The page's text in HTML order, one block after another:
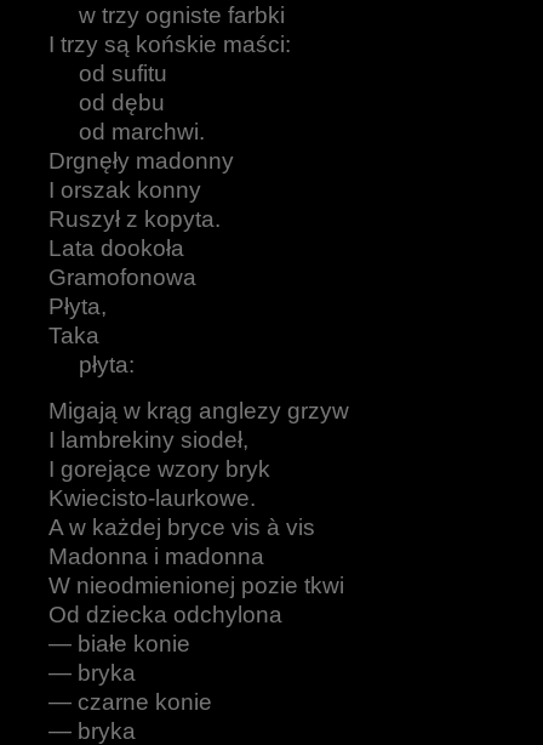
w trzy ogniste farbki
I trzy są końskie maści:
od sufitu
od dębu
od marchwi.
Drgnęły madonny
I orszak konny
Ruszył z kopyta.
Lata dookoła
Gramofonowa
Płyta,
Taka
płyta:
Migają w krąg anglezy grzyw
I lambrekiny siodeł,
I gorejące wzory bryk
Kwiecisto-laurkowe.
A w każdej bryce vis à vis
Madonna i madonna
W nieodmienionej pozie tkwi
Od dziecka odchylona
— białe konie
— bryka
— czarne konie
— bryka